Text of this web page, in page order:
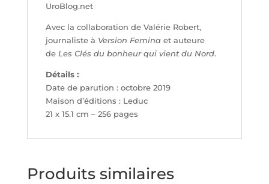
UroBlog.net
Avec la collaboration de Valérie Robert,
journaliste à Version Feminaet auteure
de Les Clés du bonheur qui vient du Nord.
Détails :
Date de parution : octobre 2019
Maison d’éditions : Leduc
21 x 15.1 cm – 256 pages
Produits similaires